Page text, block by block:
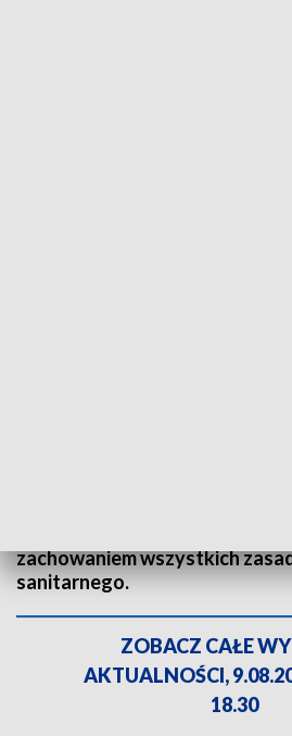
zachowaniem wszystkich
sanitarnego.
ZOBACZ CAŁE
AKTUALNOŚCI,
18.30